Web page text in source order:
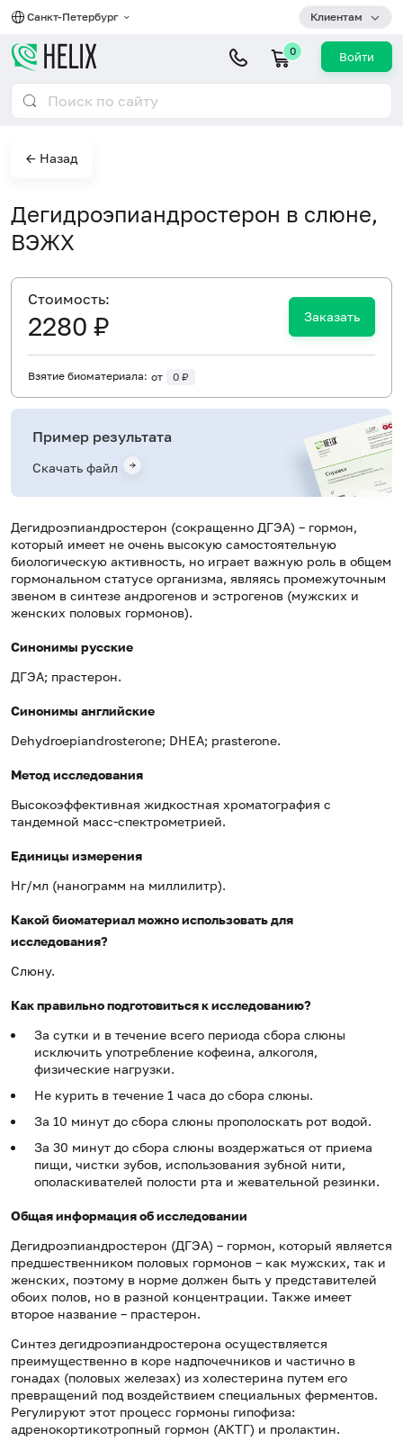
Санкт-Петербург Клиентам
0 Войти
← Назад
Дегидроэпиандростерон в слюне,
ВЭЖХ
Дегидроэпиандростерон (сокращенно ДГЭА) – гормон,
который имеет не очень высокую самостоятельную
биологическую активность, но играет важную роль в общем
гормональном статусе организма, являясь промежуточным
звеном в синтезе андрогенов и эстрогенов (мужских и
женских половых гормонов).
Синонимы русские
ДГЭА; прастерон.
Синонимы английские
Dehydroepiandrosterone; DHEA; prasterone.
Метод исследования
Высокоэффективная жидкостная хроматография с
тандемной масс-спектрометрией.
Единицы измерения
Нг/мл (нанограмм на миллилитр).
Какой биоматериал можно использовать для
исследования?
Слюну.
Как правильно подготовиться к исследованию?
За сутки и в течение всего периода сбора слюны
исключить употребление кофеина, алкоголя,
физические нагрузки.
Не курить в течение 1 часа до сбора слюны.
За 10 минут до сбора слюны прополоскать рот водой.
За 30 минут до сбора слюны воздержаться от приема
пищи, чистки зубов, использования зубной нити,
ополаскивателей полости рта и жевательной резинки.
Общая информация об исследовании
Дегидроэпиандростерон (ДГЭА) – гормон, который является
предшественником половых гормонов – как мужских, так и
женских, поэтому в норме должен быть у представителей
обоих полов, но в разной концентрации. Также имеет
второе название – прастерон.
Синтез дегидроэпиандростерона осуществляется
преимущественно в коре надпочечников и частично в
гонадах (половых железах) из холестерина путем его
превращений под воздействием специальных ферментов.
Регулируют этот процесс гормоны гипофиза:
адренокортикотропный гормон (АКТГ) и пролактин.
Cтоимость:
2280 ₽ Заказать
Взятие биоматериала: от 0 ₽
Пример результата
Скачать файл